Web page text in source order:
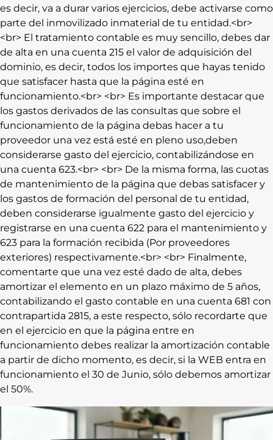
es decir, va a durar varios ejercicios, debe activarse como
parte del inmovilizado inmaterial de tu entidad.<br>
<br> El tratamiento contable es muy sencillo, debes dar
de alta en una cuenta 215 el valor de adquisición del
dominio, es decir, todos los importes que hayas tenido
que satisfacer hasta que la página esté en
funcionamiento.<br> <br> Es importante destacar que
los gastos derivados de las consultas que sobre el
funcionamiento de la página debas hacer a tu
proveedor una vez está esté en pleno uso,deben
considerarse gasto del ejercicio, contabilizándose en
una cuenta 623.<br> <br> De la misma forma, las cuotas
de mantenimiento de la página que debas satisfacer y
los gastos de formación del personal de tu entidad,
deben considerarse igualmente gasto del ejercicio y
registrarse en una cuenta 622 para el mantenimiento y
623 para la formación recibida (Por proveedores
exteriores) respectivamente.<br> <br> Finalmente,
comentarte que una vez esté dado de alta, debes
amortizar el elemento en un plazo máximo de 5 años,
contabilizando el gasto contable en una cuenta 681 con
contrapartida 2815, a este respecto, sólo recordarte que
en el ejercicio en que la página entre en
funcionamiento debes realizar la amortización contable
a partir de dicho momento, es decir, si la WEB entra en
funcionamiento el 30 de Junio, sólo debemos amortizar
el 50%.